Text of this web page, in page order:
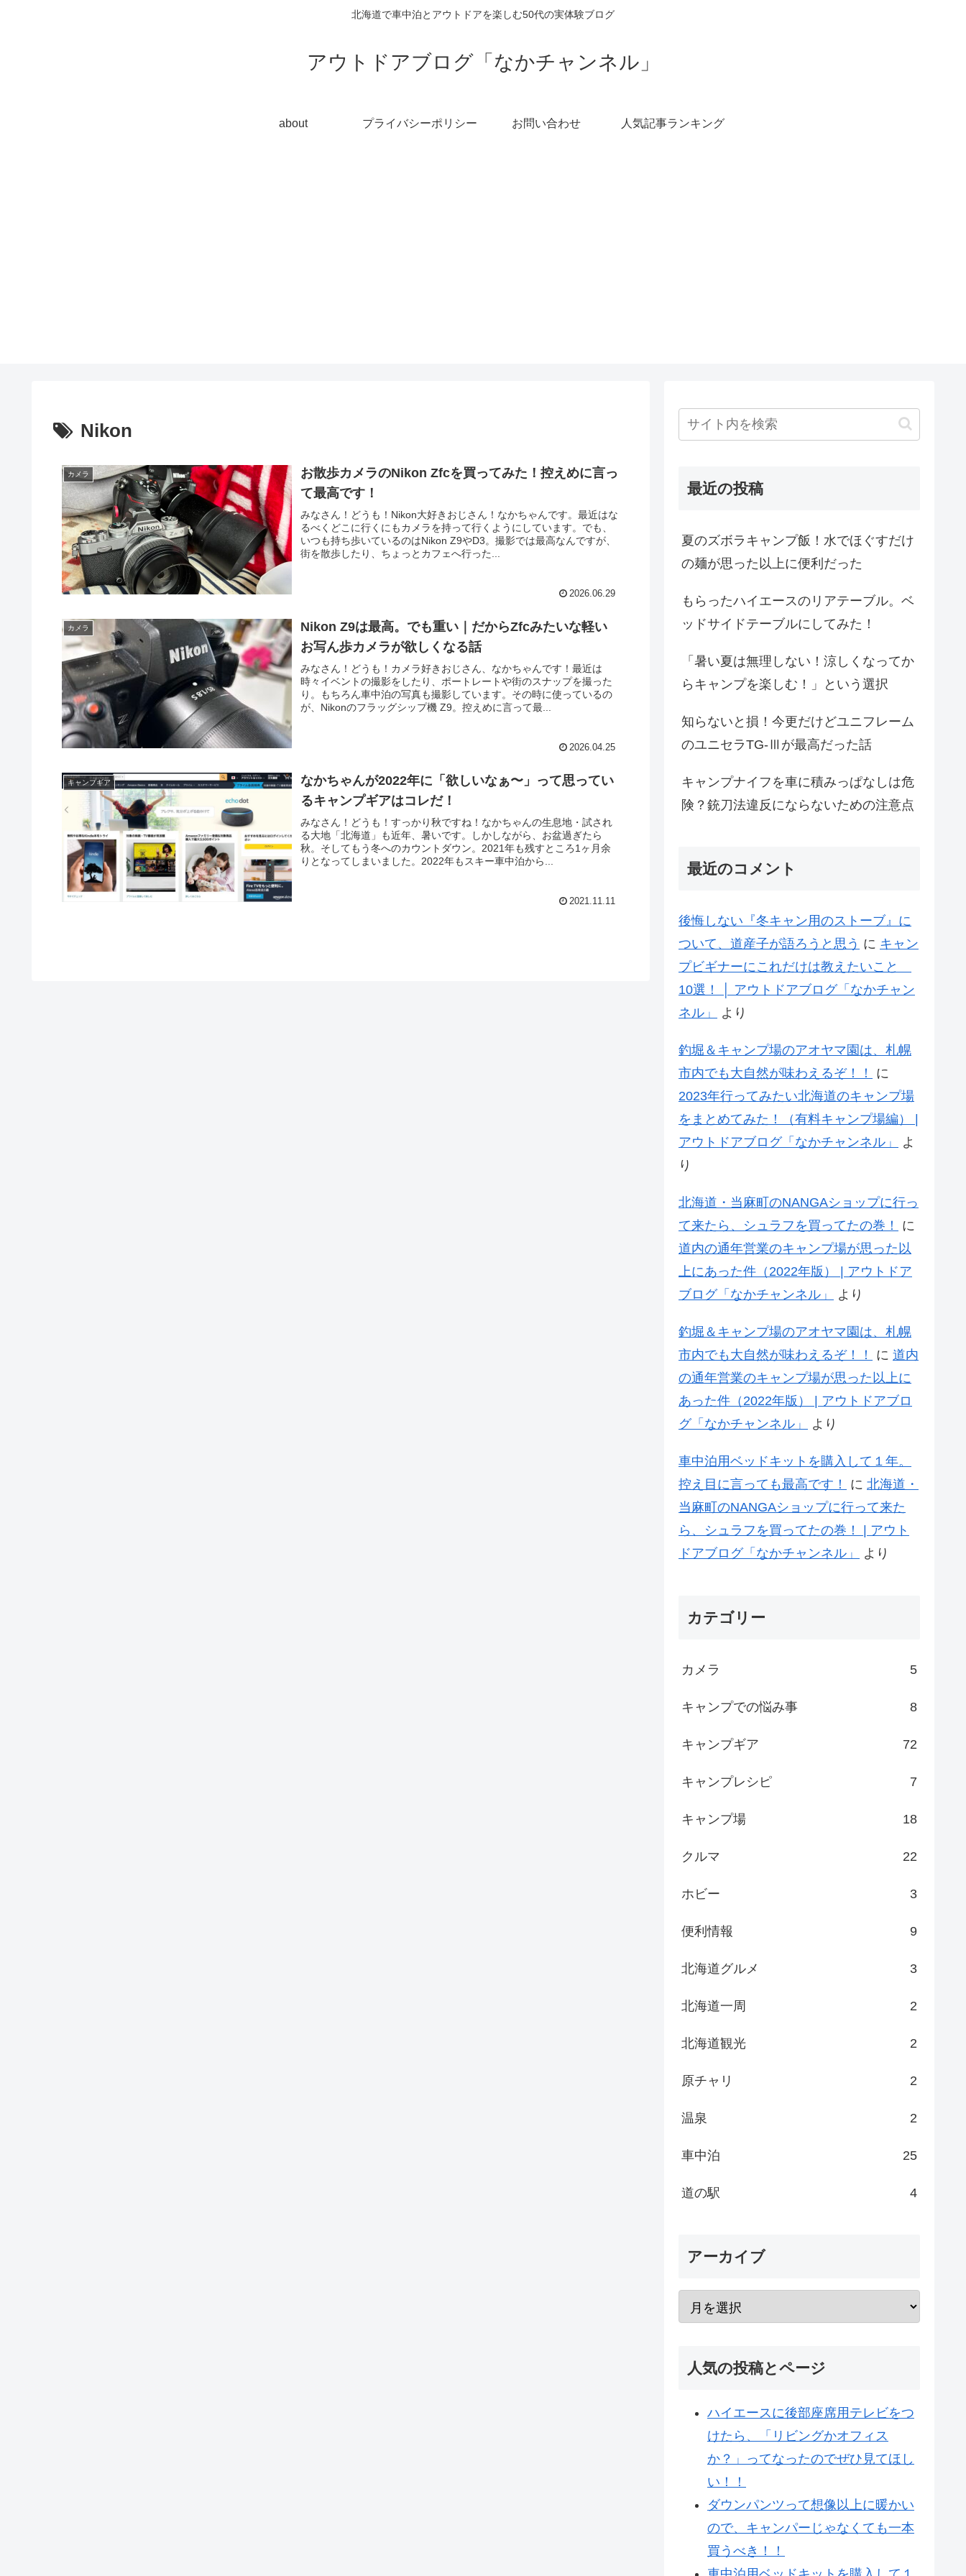
北海道で車中泊とアウトドアを楽しむ50代の実体験ブログ
アウトドアブログ「なかチャンネル」
about プライバシーポリシー お問い合わせ 人気記事ランキング
Nikon
カメラ
お散歩カメラのNikon Zfcを買ってみた！控えめに言っ
て最高です！
みなさん！どうも！Nikon大好きおじさん！なかちゃんです。最近はな
るべくどこに行くにもカメラを持って行くようにしています。でも、
いつも持ち歩いているのはNikon Z9やD3。撮影では最高なんですが、
街を散歩したり、ちょっとカフェへ行った...
2026.06.29
カメラ
Nikon Z9は最高。でも重い｜だからZfcみたいな軽い
お写ん歩カメラが欲しくなる話
みなさん！どうも！カメラ好きおじさん、なかちゃんです！最近は
時々イベントの撮影をしたり、ポートレートや街のスナップを撮った
り。もちろん車中泊の写真も撮影しています。その時に使っているの
が、Nikonのフラッグシップ機 Z9。控えめに言って最...
2026.04.25
キャンプギア
なかちゃんが2022年に「欲しいなぁ〜」って思ってい
るキャンプギアはコレだ！
みなさん！どうも！すっかり秋ですね！なかちゃんの生息地・試され
る大地「北海道」も近年、暑いです。しかしながら、お盆過ぎたら
秋。そしてもう冬へのカウントダウン。2021年も残すところ1ヶ月余
りとなってしまいました。2022年もスキー車中泊から...
2021.11.11
最近の投稿
夏のズボラキャンプ飯！水でほぐすだけ
の麺が思った以上に便利だった
もらったハイエースのリアテーブル。ベ
ッドサイドテーブルにしてみた！
「暑い夏は無理しない！涼しくなってか
らキャンプを楽しむ！」という選択
知らないと損！今更だけどユニフレーム
のユニセラTG-Ⅲが最高だった話
キャンプナイフを車に積みっぱなしは危
険？銃刀法違反にならないための注意点
最近のコメント
後悔しない『冬キャン用のストーブ』に
ついて、道産子が語ろうと思う に キャン
プビギナーにこれだけは教えたいこと
10選！ │ アウトドアブログ「なかチャン
ネル」
より
釣堀＆キャンプ場のアオヤマ園は、札幌
市内でも大自然が味わえるぞ！！
に
2023年行ってみたい北海道のキャンプ場
をまとめてみた！（有料キャンプ場編） |
アウトドアブログ「なかチャンネル」
よ
り
北海道・当麻町のNANGAショップに行っ
て来たら、シュラフを買ってたの巻！
に
道内の通年営業のキャンプ場が思った以
上にあった件（2022年版） | アウトドア
ブログ「なかチャンネル」
より
釣堀＆キャンプ場のアオヤマ園は、札幌
市内でも大自然が味わえるぞ！！
に 道内
の通年営業のキャンプ場が思った以上に
あった件（2022年版） | アウトドアブロ
グ「なかチャンネル」
より
車中泊用ベッドキットを購入して１年。
控え目に言っても最高です！
に 北海道・
当麻町のNANGAショップに行って来た
ら、シュラフを買ってたの巻！ | アウト
ドアブログ「なかチャンネル」
より
カテゴリー
カメラ 5
キャンプでの悩み事 8
キャンプギア 72
キャンプレシピ 7
キャンプ場 18
クルマ 22
ホビー 3
便利情報 9
北海道グルメ 3
北海道一周 2
北海道観光 2
原チャリ 2
温泉 2
車中泊 25
道の駅 4
アーカイブ
人気の投稿とページ
ハイエースに後部座席用テレビをつ
けたら、「リビングかオフィス
か？」ってなったのでぜひ見てほし
い！！
ダウンパンツって想像以上に暖かい
ので、キャンパーじゃなくても一本
買うべき！！